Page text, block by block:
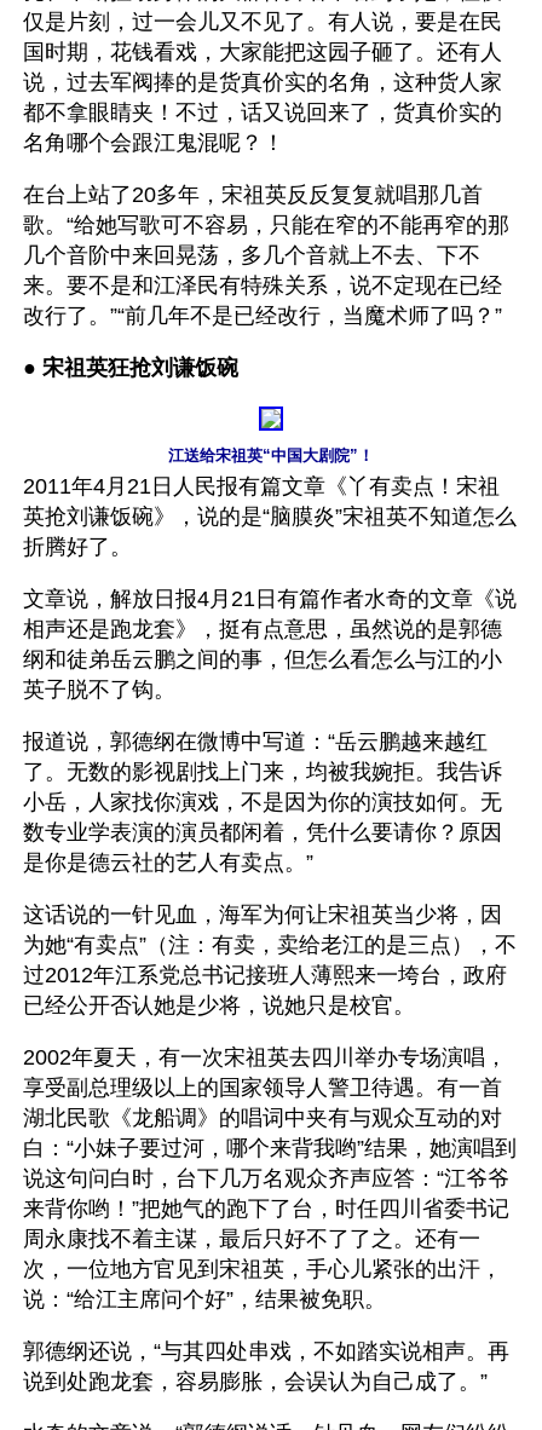
仅是片刻，过一会儿又不见了。有人说，要是在民
国时期，花钱看戏，大家能把这园子砸了。还有人
说，过去军阀捧的是货真价实的名角，这种货人家
都不拿眼睛夹！不过，话又说回来了，货真价实的
名角哪个会跟江鬼混呢？！
在台上站了20多年，宋祖英反反复复就唱那几首
歌。“给她写歌可不容易，只能在窄的不能再窄的那
几个音阶中来回晃荡，多几个音就上不去、下不
来。要不是和江泽民有特殊关系，说不定现在已经
改行了。”“前几年不是已经改行，当魔术师了吗？”
● 宋祖英狂抢刘谦饭碗
江送给宋祖英“中国大剧院”！
2011年4月21日人民报有篇文章《丫有卖点！宋祖
英抢刘谦饭碗》，说的是“脑膜炎”宋祖英不知道怎么
折腾好了。
文章说，解放日报4月21日有篇作者水奇的文章《说
相声还是跑龙套》，挺有点意思，虽然说的是郭德
纲和徒弟岳云鹏之间的事，但怎么看怎么与江的小
英子脱不了钩。
报道说，郭德纲在微博中写道：“岳云鹏越来越红
了。无数的影视剧找上门来，均被我婉拒。我告诉
小岳，人家找你演戏，不是因为你的演技如何。无
数专业学表演的演员都闲着，凭什么要请你？原因
是你是德云社的艺人有卖点。”
这话说的一针见血，海军为何让宋祖英当少将，因
为她“有卖点”（注：有卖，卖给老江的是三点），不
过2012年江系党总书记接班人薄熙来一垮台，政府
已经公开否认她是少将，说她只是校官。
2002年夏天，有一次宋祖英去四川举办专场演唱，
享受副总理级以上的国家领导人警卫待遇。有一首
湖北民歌《龙船调》的唱词中夹有与观众互动的对
白：“小妹子要过河，哪个来背我哟”结果，她演唱到
说这句问白时，台下几万名观众齐声应答：“江爷爷
来背你哟！”把她气的跑下了台，时任四川省委书记
周永康找不着主谋，最后只好不了了之。还有一
次，一位地方官见到宋祖英，手心儿紧张的出汗，
说：“给江主席问个好”，结果被免职。
郭德纲还说，“与其四处串戏，不如踏实说相声。再
说到处跑龙套，容易膨胀，会误认为自己成了。”